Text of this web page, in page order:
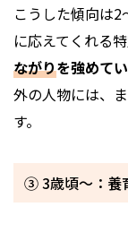
こうした傾向は
に応えてくれる
ながりを強めて
外の人物には、
す。
③ 3歳頃〜：養